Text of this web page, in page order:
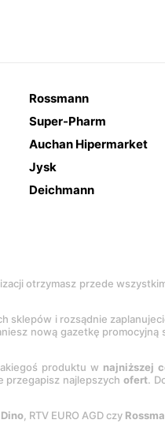
Rossmann
Super-Pharm
Auchan Hipermarket
Jysk
Deichmann
otrzymasz przede
sklepów i rozsądnie
nową gazetkę promocyjną
produktu w najniższej
przegapisz najlepszychofert.
Dino, RTV EURO AGD czy